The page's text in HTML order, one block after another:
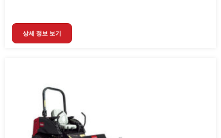
상세 정보 보기